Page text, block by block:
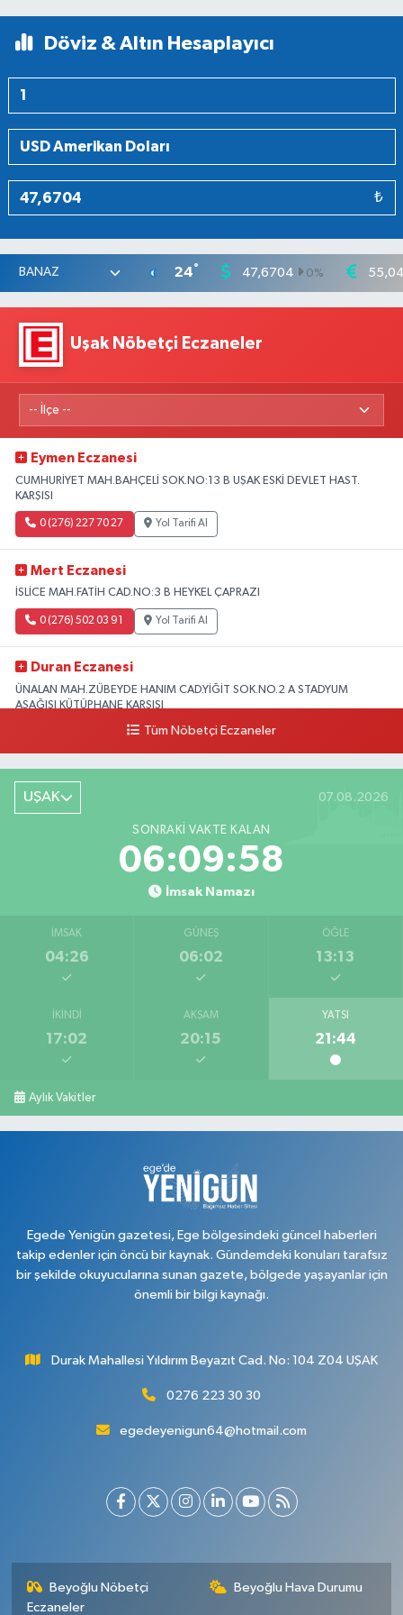
Döviz & Altın Hesaplayıcı
₺
24° 47,6704 0%
Uşak Nöbetçi Eczaneler
Eymen Eczanesi
CUMHURİYET MAH.BAHÇELİ SOK.NO:13 B UŞAK ESKİ DEVLET HAST.
KARŞISI
0 (276) 227 70 27 Yol Tarifi Al
Mert Eczanesi
İSLİCE MAH.FATİH CAD.NO:3 B HEYKEL ÇAPRAZI
0 (276) 502 03 91 Yol Tarifi Al
Duran Eczanesi
ÜNALAN MAH.ZÜBEYDE HANIM CAD.YİĞİT SOK.NO.2 A STADYUM
AŞAĞISI KÜTÜPHANE KARŞISI
Yol Tarifi Al
Tüm Nöbetçi Eczaneler
UŞAK 07.08.2026
SONRAKI VAKTE KALAN
06:09:58
İmsak Namazı
İMSAK
04:26
GÜNEŞ
06:02
ÖĞLE
13:13
İKINDI
17:02
AKŞAM
20:15
YATSI
21:44
Aylık Vakitler
Egede Yenigün gazetesi, Ege bölgesindeki güncel haberleri
takip edenler için öncü bir kaynak. Gündemdeki konuları tarafsız
bir şekilde okuyucularına sunan gazete, bölgede yaşayanlar için
önemli bir bilgi kaynağı.
Durak Mahallesi Yıldırım Beyazıt Cad. No: 104 Z04 UŞAK
0276 223 30 30
egedeyenigun64@hotmail.com
Beyoğlu Nöbetçi
Eczaneler
Beyoğlu Hava Durumu